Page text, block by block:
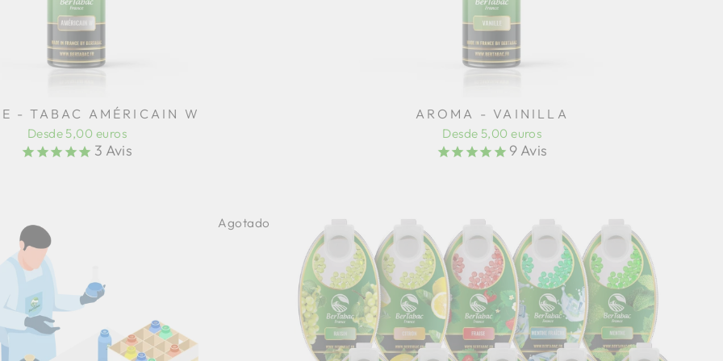
- TABAC AMÉRICAIN W
Desde 5,00 euros
3 Avis
AROMA - VAINILLA
Desde 5,00 euros
9 Avis
Agotado